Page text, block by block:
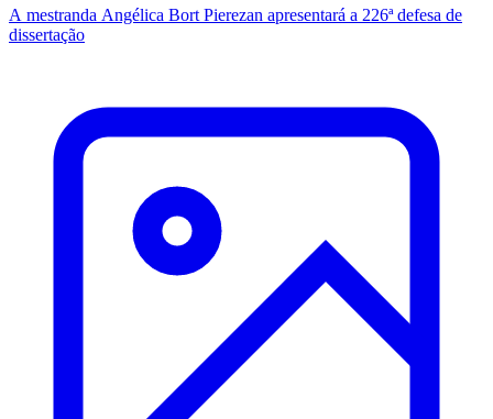
A mestranda Angélica Bort Pierezan apresentará a 226ª defesa de
dissertação